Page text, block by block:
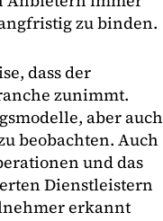
zu binden.
dass der
zunimmt.
aber auch
beobachten. Auch
und das
Dienstleistern
erkannt